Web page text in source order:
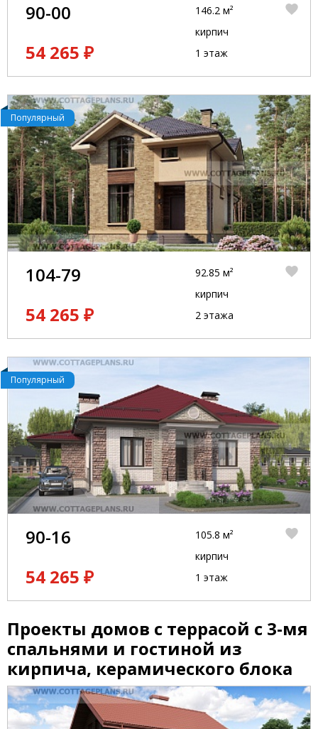
90-00
54 265 ₽
146.2 м²
кирпич
1 этаж
Популярный
104-79
54 265 ₽
92.85 м²
кирпич
2 этажа
Популярный
90-16
54 265 ₽
105.8 м²
кирпич
1 этаж
Проекты домов с террасой с 3-мя
спальнями и гостиной из
кирпича, керамического блока